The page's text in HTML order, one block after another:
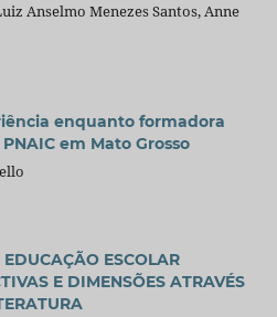
Anselmo Menezes Santos, Anne
enquanto formadora
em Mato Grosso
ESCOLAR
E DIMENSÕES ATRAVÉS